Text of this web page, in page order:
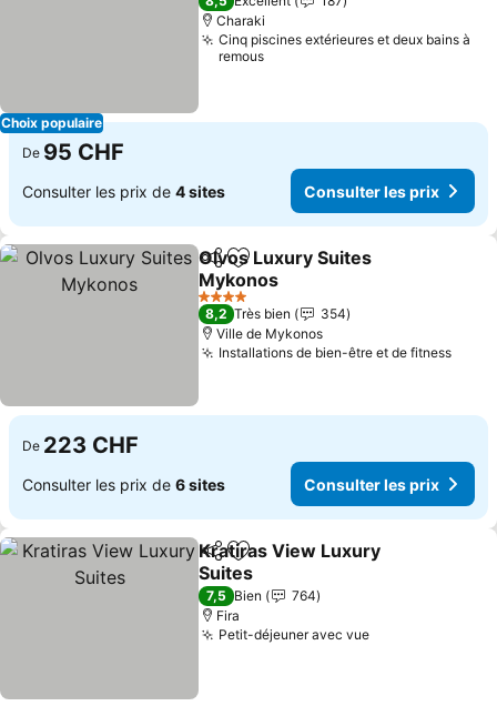
Choix populaire
Charaki
Cinq piscines extérieures et deux bains à
remous
De 95 CHF
Consulter les prix de 4 sites Consulter les prix
PartagerAjouter à mes favoris
Olvos Luxury Suites
Mykonos
Consulter les prix
4 Étoiles
8,2 Très bien
354
Ville de Mykonos
Installations de bien-être et de fitness
De 223 CHF
Consulter les prix de 6 sites Consulter les prix
PartagerAjouter à mes favoris
Kratiras View Luxury
Suites
Consulter les prix
7,5 Bien
764
Fira
Petit-déjeuner avec vueConsulter les